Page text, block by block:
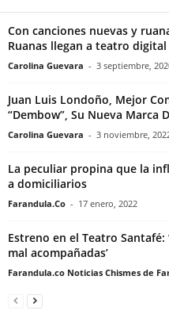
Con canciones nuevas y
Ruanas llegan a teatro digital
Carolina Guevara - 3 septiembre,
Juan Luis Londoño, Mejor
“Dembow”, Su Nueva Marca
Carolina Guevara - 3 noviembre,
La peculiar propina que la
a domiciliarios
Farandula.Co - 17 enero, 2022
Estreno en el Teatro
mal acompañadas’
Farandula.co Noticias Chismes de